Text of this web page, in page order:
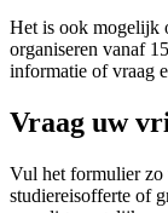
Het is ook mogelijk
organiseren vanaf
informatie of vraag
Vraag uw
Vul het formulier
studiereisofferte of